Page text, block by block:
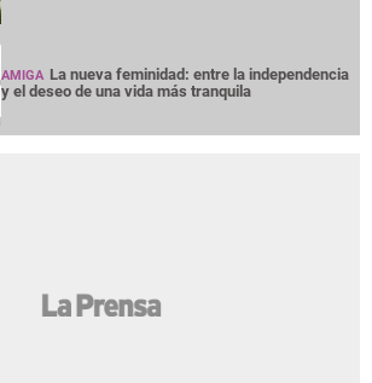
AMIGA La nueva feminidad: entre la independencia
y el deseo de una vida más tranquila